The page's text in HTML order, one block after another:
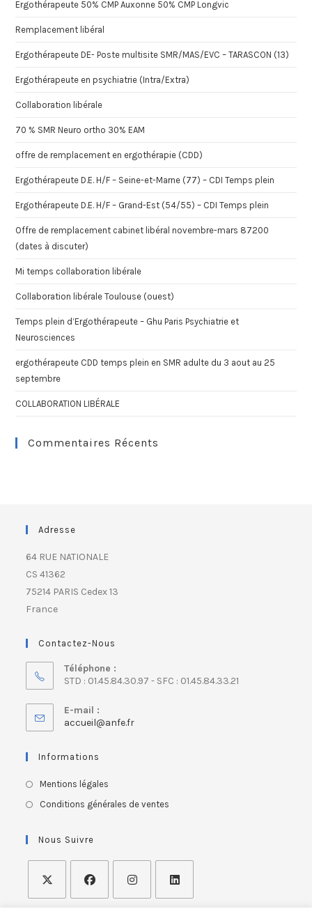
Ergothérapeute 50% CMP Auxonne 50% CMP Longvic
Remplacement libéral
Ergothérapeute DE- Poste multisite SMR/MAS/EVC – TARASCON (13)
Ergothérapeute en psychiatrie (Intra/Extra)
Collaboration libérale
70 % SMR Neuro ortho 30% EAM
offre de remplacement en ergothérapie (CDD)
Ergothérapeute D.E. H/F – Seine-et-Marne (77) – CDI Temps plein
Ergothérapeute D.E. H/F – Grand-Est (54/55) – CDI Temps plein
Offre de remplacement cabinet libéral novembre-mars 87200
(dates à discuter)
Mi temps collaboration libérale
Collaboration libérale Toulouse (ouest)
Temps plein d’Ergothérapeute – Ghu Paris Psychiatrie et
Neurosciences
ergothérapeute CDD temps plein en SMR adulte du 3 aout au 25
septembre
COLLABORATION LIBÉRALE
Commentaires Récents
Adresse
64 RUE NATIONALE
CS 41362
75214 PARIS Cedex 13
France
Contactez-Nous
Téléphone :
STD : 01.45.84.30.97 - SFC : 01.45.84.33.21
E-mail :
accueil@anfe.fr
Informations
Mentions légales
Conditions générales de ventes
Nous Suivre